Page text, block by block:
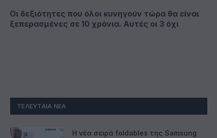
Οι δεξιότητες που όλοι κυνηγούν τώρα θα είναι
ξεπερασμένες σε 10 χρόνια. Αυτές οι 3 όχι
ΤΕΛΕΥΤΑΊΑ ΝΈΑ
Η νέα σειρά foldables της Samsung